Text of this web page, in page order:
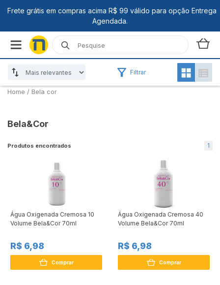
Filtrar
Home / Bela cor
Bela&Cor
Produtos encontrados 1
Água Oxigenada Cremosa 10
Volume Bela&Cor 70ml
R$ 6,98
Comprar
Água Oxigenada Cremosa 40
Volume Bela&Cor 70ml
R$ 6,98
Comprar